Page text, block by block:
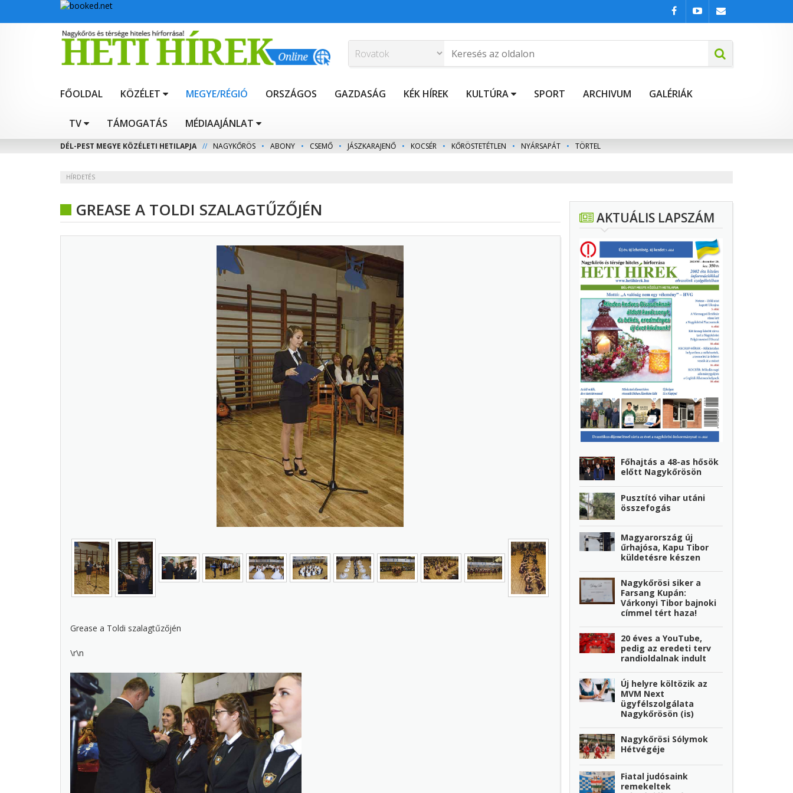
FŐOLDAL KÖZÉLET MEGYE/RÉGIÓ ORSZÁGOS GAZDASÁG KÉK HÍREK KULTÚRA SPORT ARCHIVUM GALÉRIÁK
TV TÁMOGATÁS MÉDIAAJÁNLAT
DÉL-PEST MEGYE KÖZÉLETI HETILAPJA // NAGYKŐRÖS • ABONY • CSEMŐ • JÁSZKARAJENŐ • KOCSÉR • KŐRÖSTETÉTLEN • NYÁRSAPÁT • TÖRTEL
HÍRDETÉS
GREASE A TOLDI SZALAGTŰZŐJÉN
Grease a Toldi szalagtűzőjén
\r\n
AKTUÁLIS LAPSZÁM
Főhajtás a 48-as hősök
előtt Nagykőrösön
Pusztító vihar utáni
összefogás
Magyarország új
űrhajósa, Kapu Tibor
küldetésre készen
Nagykőrösi siker a
Farsang Kupán:
Várkonyi Tibor bajnoki
címmel tért haza!
20 éves a YouTube,
pedig az eredeti terv
randioldalnak indult
Új helyre költözik az
MVM Next
ügyfélszolgálata
Nagykőrösön (is)
Nagykőrösi Sólymok
Hétvégéje
Fiatal judósaink
remekeltek